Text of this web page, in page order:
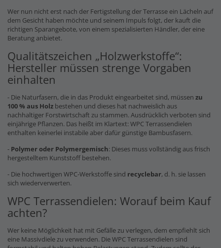
Wer nun nicht erst nach der Fertigstellung der Terrasse ein Lächeln auf
dem Gesicht haben möchte und seinem Impuls folgt, der kauft die
richtigen Sparangebote, von einem spezialisierten Händler, der eine
Beratung anbietet.
Qualitätszeichen „Holzwerkstoffe“:
Hersteller müssen strenge Vorgaben
einhalten
- Die Naturfasern, die in das Produkt eingearbeitet sind, müssen zu
100 % aus Holz bestehen und dieses hat nachweislich aus
nachhaltiger Forstwirtschaft zu stammen. Ausdrücklich verboten sind
einjährige Pflanzen. Das heißt im Klartext: WPC Terrassendielen
enthalten keinerlei instabile aber dafür günstige Bambusfasern.
- Polymer oder Polymergemisch: Dieses muss vollständig aus frisch
hergestelltem Kunststoff bestehen.
- Die hochwertigen WPC-Werkstoffe sind recyclebar, d. h. sie lassen
sich wiederverwerten.
WPC Terrassendielen: Worauf beim Kauf
achten?
Wer keine Möglichkeit hat mit Gefälle zu verlegen, dem empfiehlt sich
eine Massivdiele zu verwenden. Die WPC Terrassendielen sind